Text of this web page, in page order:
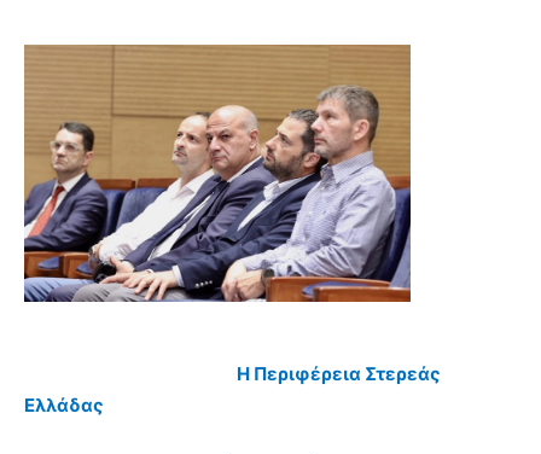
Η Περιφέρεια Στερεάς
Ελλάδας